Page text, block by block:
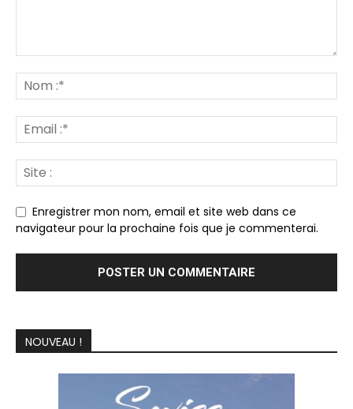
Enregistrer mon nom, email et site web dans ce
navigateur pour la prochaine fois que je commenterai.
NOUVEAU !